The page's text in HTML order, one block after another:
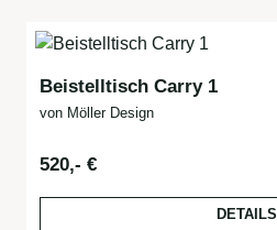
Beistelltisch Carry 1
von Möller Design
Regulärer Preis:
520,- €
DETAILS